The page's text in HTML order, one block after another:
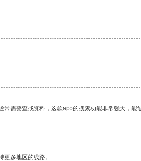
需要查找资料，这款app的搜索功能非常强大，能
多地区的线路。